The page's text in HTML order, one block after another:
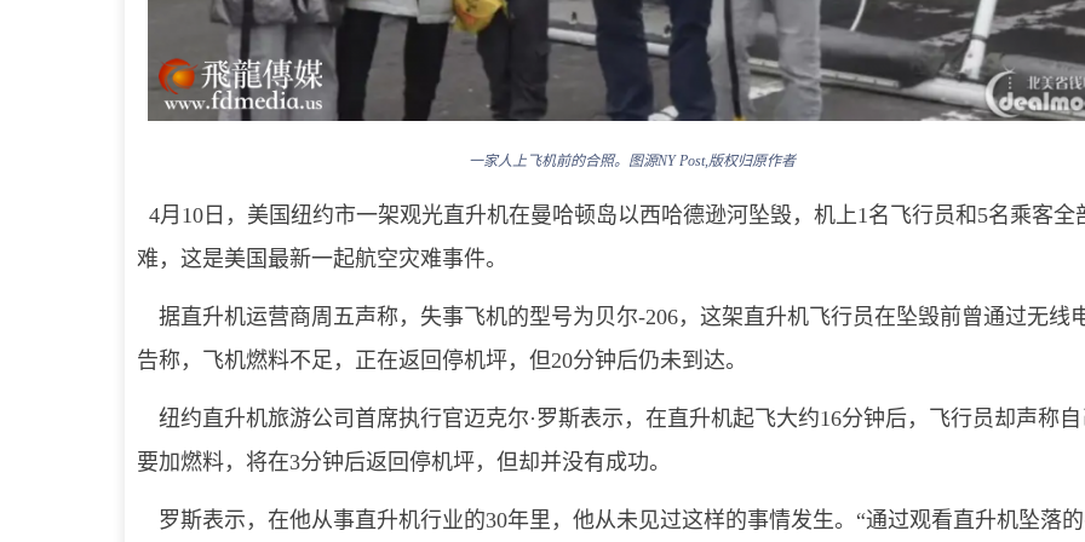
一家人上飞机前的合照。图源NY Post,版权归原作者
4月10日，美国纽约市一架观光直升机在曼哈顿岛以西哈德逊河坠毁，机上1名飞行员和5名乘客全
难，这是美国最新一起航空灾难事件。
据直升机运营商周五声称，失事飞机的型号为贝尔-206，这架直升机飞行员在坠毁前曾通过无线
告称，飞机燃料不足，正在返回停机坪，但20分钟后仍未到达。
纽约直升机旅游公司首席执行官迈克尔·罗斯表示，在直升机起飞大约16分钟后，飞行员却声称
要加燃料，将在3分钟后返回停机坪，但却并没有成功。
罗斯表示，在他从事直升机行业的30年里，他从未见过这样的事情发生。“通过观看直升机坠落